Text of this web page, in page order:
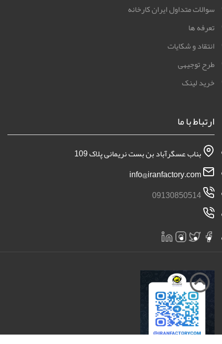
سوالات متداول ایران کارخانه
تعرفه ها
انتقاد و شکایات
طرح توجیهی
خرید لینک
ارتباط با ما
بناب عسگرآباد بن بست نریمانی پلاک 109
09130850514